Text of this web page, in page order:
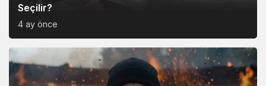
Seçilir?
4 ay önce